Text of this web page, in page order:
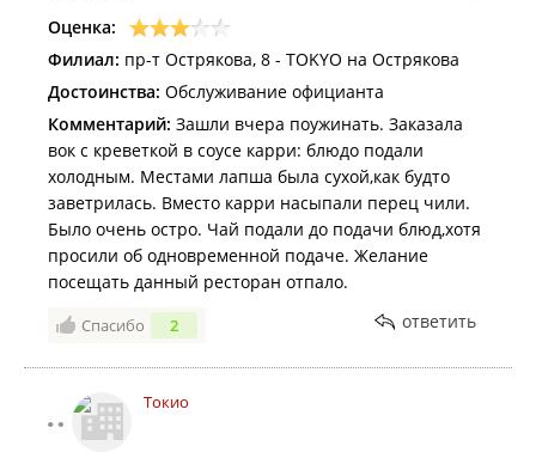
Оценка:
Филиал: пр-т Острякова, 8 - TOKYO на Острякова
Достоинства: Обслуживание официанта
Комментарий: Зашли вчера поужинать. Заказала
вок с креветкой в соусе карри: блюдо подали
холодным. Местами лапша была сухой,как будто
заветрилась. Вместо карри насыпали перец чили.
Было очень остро. Чай подали до подачи блюд,хотя
просили об одновременной подаче. Желание
посещать данный ресторан отпало.
Спасибо 2 ответить
Токио